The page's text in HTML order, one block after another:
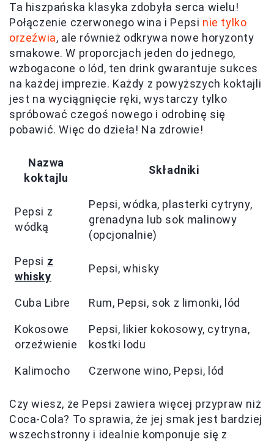
Ta hiszpańska klasyka zdobyła serca wielu!
Połączenie czerwonego wina i Pepsi nie tylko
orzeźwia, ale również odkrywa nowe horyzonty
smakowe. W proporcjach jeden do jednego,
wzbogacone o lód, ten drink gwarantuje sukces
na każdej imprezie. Każdy z powyższych koktajli
jest na wyciągnięcie ręki, wystarczy tylko
spróbować czegoś nowego i odrobinę się
pobawić. Więc do dzieła! Na zdrowie!
Nazwa
koktajlu
Składniki
Pepsi z
wódką
Pepsi, wódka, plasterki cytryny,
grenadyna lub sok malinowy
(opcjonalnie)
Pepsi z
whisky
Pepsi, whisky
Cuba Libre Rum, Pepsi, sok z limonki, lód
Kokosowe
orzeźwienie
Pepsi, likier kokosowy, cytryna,
kostki lodu
Kalimocho Czerwone wino, Pepsi, lód
Czy wiesz, że Pepsi zawiera więcej przypraw niż
Coca-Cola? To sprawia, że jej smak jest bardziej
wszechstronny i idealnie komponuje się z